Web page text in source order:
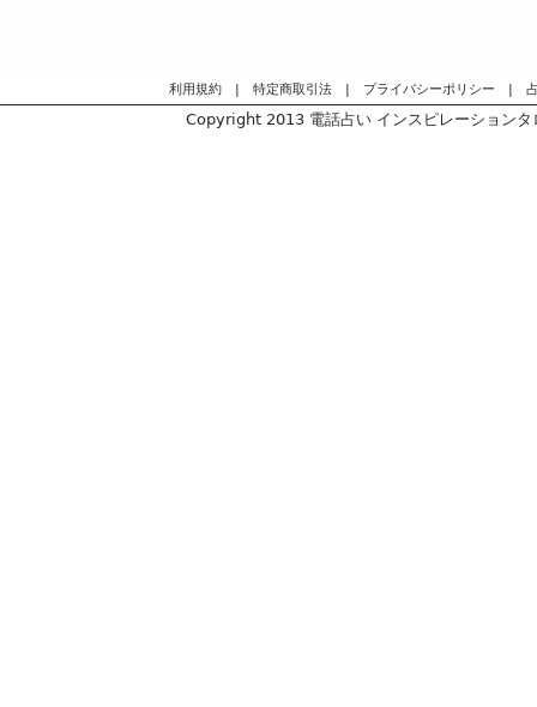
利用規約 | 特定商取引法 | プライバシーポリシー |
Copyright 2013 電話占い インスピレーション